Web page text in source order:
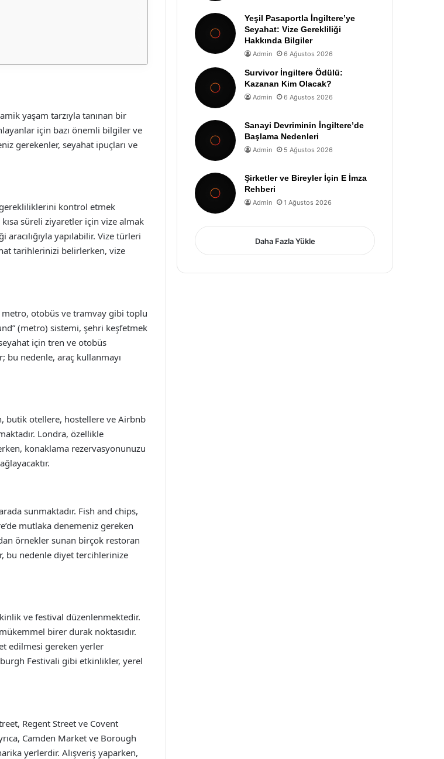
yaşam tarzıyla tanınan bir
için bazı önemli bilgiler ve
gerekenler, seyahat ipuçları ve
kontrol etmek
süreli ziyaretler için vize almak
yapılabilir. Vize türleri
tarihlerinizi belirlerken, vize
otobüs ve tramvay gibi toplu
(metro) sistemi, şehri keşfetmek
için tren ve otobüs
bu nedenle, araç kullanmayı
butik otellere, hostellere ve Airbnb
Londra, özellikle
konaklama rezervasyonunuzu
sunmaktadır. Fish and chips,
mutlaka denemeniz gereken
örnekler sunan birçok restoran
bu nedenle diyet tercihlerinize
ve festival düzenlenmektedir.
birer durak noktasıdır.
edilmesi gereken yerler
Festivali gibi etkinlikler, yerel
Regent Street ve Covent
Camden Market ve Borough
yerlerdir. Alışveriş yaparken,
Yeşil Pasaportla İngiltere’ye
Seyahat: Vize Gerekliliği
Hakkında Bilgiler
Admin 6 Ağustos 2026
Survivor İngiltere Ödülü:
Kazanan Kim Olacak?
Admin 6 Ağustos 2026
Sanayi Devriminin İngiltere’de
Başlama Nedenleri
Admin 5 Ağustos 2026
Şirketler ve Bireyler İçin E İmza
Rehberi
Admin 1 Ağustos 2026
Daha Fazla Yükle